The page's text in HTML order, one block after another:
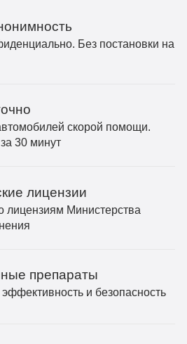
Без постановки на
скорой помощи.
30 минут
лицензии
лицензиям Министерства
препараты
и безопасность